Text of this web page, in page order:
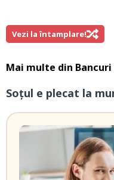
Vezi la întamplare!
Mai multe din
Soțul e plecat la